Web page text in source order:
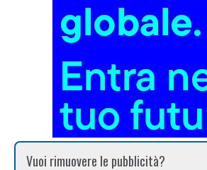
Vuoi rimuovere le pubblicità?